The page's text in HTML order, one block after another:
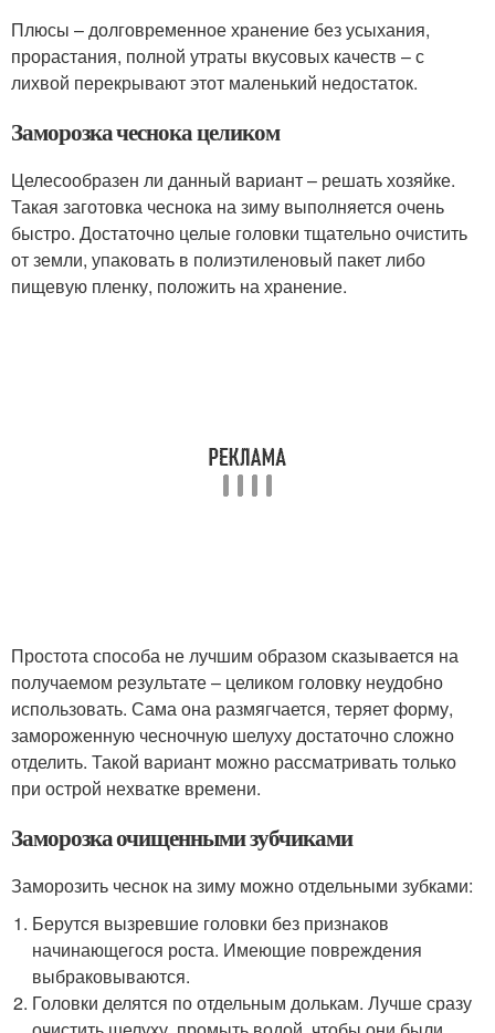
Плюсы – долговременное хранение без усыхания,
прорастания, полной утраты вкусовых качеств – с
лихвой перекрывают этот маленький недостаток.
Заморозка чеснока целиком
Целесообразен ли данный вариант – решать хозяйке.
Такая заготовка чеснока на зиму выполняется очень
быстро. Достаточно целые головки тщательно очистить
от земли, упаковать в полиэтиленовый пакет либо
пищевую пленку, положить на хранение.
Простота способа не лучшим образом сказывается на
получаемом результате – целиком головку неудобно
использовать. Сама она размягчается, теряет форму,
замороженную чесночную шелуху достаточно сложно
отделить. Такой вариант можно рассматривать только
при острой нехватке времени.
Заморозка очищенными зубчиками
Заморозить чеснок на зиму можно отдельными зубками:
Берутся вызревшие головки без признаков
начинающегося роста. Имеющие повреждения
выбраковываются.
Головки делятся по отдельным долькам. Лучше сразу